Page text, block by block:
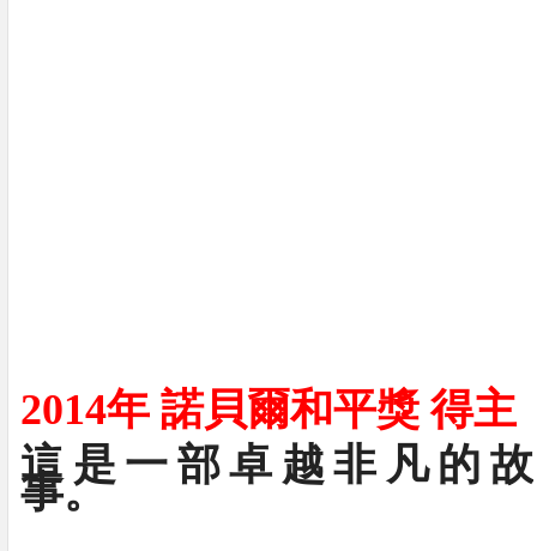
2014年 諾貝爾和平獎 得主
這是一部卓越非凡的故
事。